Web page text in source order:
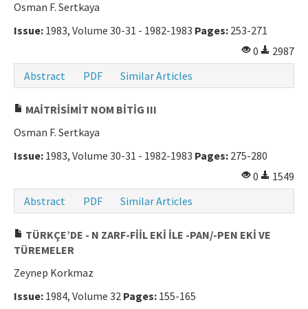
Osman F. Sertkaya
Issue: 1983, Volume 30-31 - 1982-1983 Pages: 253-271
0
2987
Abstract
PDF Similar Articles
MAİTRİSİMİT NOM BİTİG III
Osman F. Sertkaya
Issue: 1983, Volume 30-31 - 1982-1983 Pages: 275-280
0
1549
Abstract
PDF Similar Articles
TÜRKÇE’DE - N ZARF-FİİL EKİ İLE -PAN/-PEN EKİ VE
TÜREMELER
Zeynep Korkmaz
Issue: 1984, Volume 32 Pages: 155-165